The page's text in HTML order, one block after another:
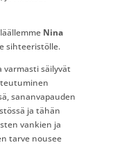
Nina
sihteeristölle.
varmasti säilyvät
sananvapauden
ja tähän
vankien ja
tarve nousee